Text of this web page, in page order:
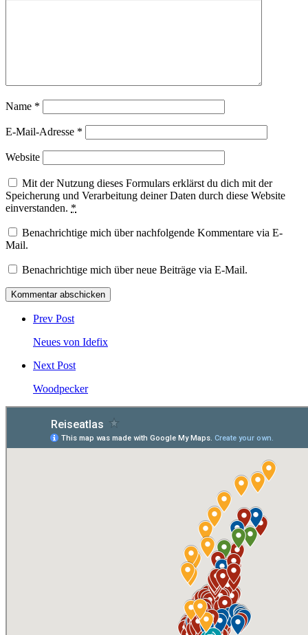
Name *
E-Mail-Adresse *
Website
Mit der Nutzung dieses Formulars erklärst du dich mit der
Speicherung und Verarbeitung deiner Daten durch diese Website
einverstanden. *
Benachrichtige mich über nachfolgende Kommentare via E-
Mail.
Benachrichtige mich über neue Beiträge via E-Mail.
Post
comment
Prev Post
Neues von Idefix
Next Post
Woodpecker